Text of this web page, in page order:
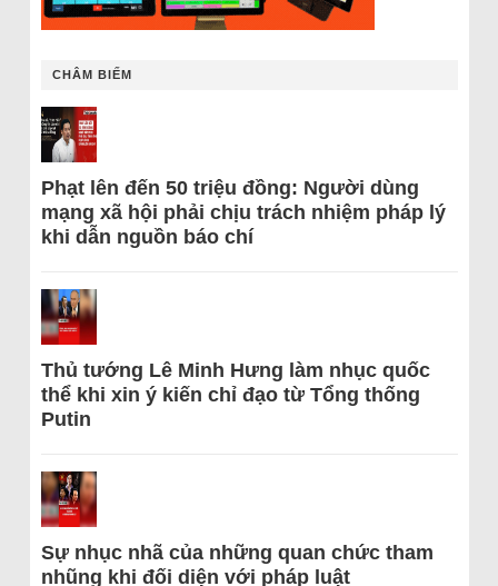
CHÂM BIẾM
Phạt lên đến 50 triệu đồng: Người dùng
mạng xã hội phải chịu trách nhiệm pháp lý
khi dẫn nguồn báo chí
Thủ tướng Lê Minh Hưng làm nhục quốc
thể khi xin ý kiến chỉ đạo từ Tổng thống
Putin
Sự nhục nhã của những quan chức tham
nhũng khi đối diện với pháp luật